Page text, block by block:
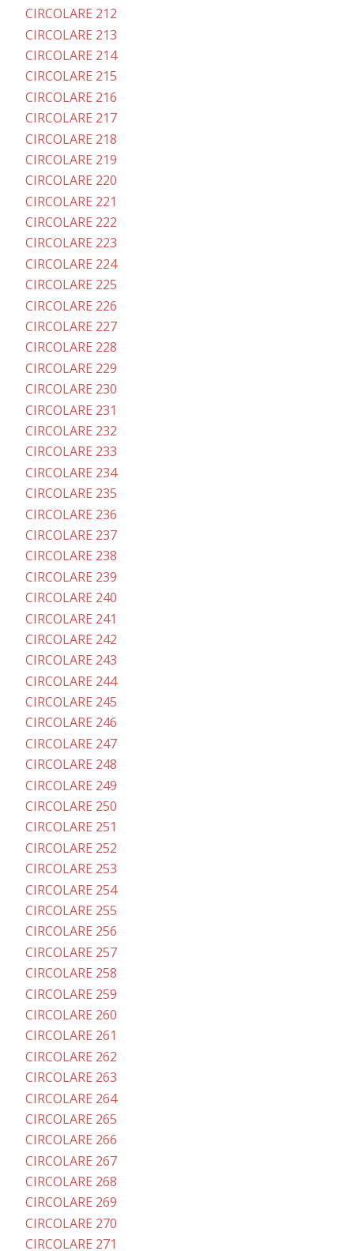
CIRCOLARE 212
CIRCOLARE 213
CIRCOLARE 214
CIRCOLARE 215
CIRCOLARE 216
CIRCOLARE 217
CIRCOLARE 218
CIRCOLARE 219
CIRCOLARE 220
CIRCOLARE 221
CIRCOLARE 222
CIRCOLARE 223
CIRCOLARE 224
CIRCOLARE 225
CIRCOLARE 226
CIRCOLARE 227
CIRCOLARE 228
CIRCOLARE 229
CIRCOLARE 230
CIRCOLARE 231
CIRCOLARE 232
CIRCOLARE 233
CIRCOLARE 234
CIRCOLARE 235
CIRCOLARE 236
CIRCOLARE 237
CIRCOLARE 238
CIRCOLARE 239
CIRCOLARE 240
CIRCOLARE 241
CIRCOLARE 242
CIRCOLARE 243
CIRCOLARE 244
CIRCOLARE 245
CIRCOLARE 246
CIRCOLARE 247
CIRCOLARE 248
CIRCOLARE 249
CIRCOLARE 250
CIRCOLARE 251
CIRCOLARE 252
CIRCOLARE 253
CIRCOLARE 254
CIRCOLARE 255
CIRCOLARE 256
CIRCOLARE 257
CIRCOLARE 258
CIRCOLARE 259
CIRCOLARE 260
CIRCOLARE 261
CIRCOLARE 262
CIRCOLARE 263
CIRCOLARE 264
CIRCOLARE 265
CIRCOLARE 266
CIRCOLARE 267
CIRCOLARE 268
CIRCOLARE 269
CIRCOLARE 270
CIRCOLARE 271